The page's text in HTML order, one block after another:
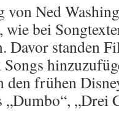
von Ned
wie bei
Davor standen
den frühen
„Dumbo“, „Drei